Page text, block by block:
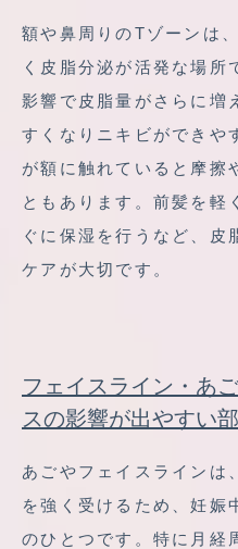
額や鼻周りのTゾーンは
く皮脂分泌が活発な場所
影響で皮脂量がさらに増
すくなりニキビができや
が額に触れていると摩擦
ともあります。前髪を軽
ぐに保湿を行うなど、皮
ケアが大切です。
フェイスライン・あ
スの影響が出やすい
あごやフェイスラインは
を強く受けるため、妊娠
のひとつです。特に月経